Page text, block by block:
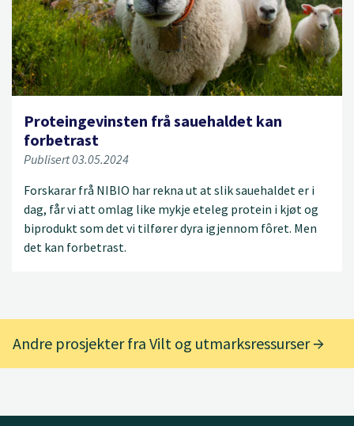
Proteingevinsten frå sauehaldet kan
forbetrast
Publisert 03.05.2024
Forskarar frå NIBIO har rekna ut at slik sauehaldet er i
dag, får vi att omlag like mykje eteleg protein i kjøt og
biprodukt som det vi tilfører dyra igjennom fôret. Men
det kan forbetrast.
Andre prosjekter fra Vilt og utmarksressurser